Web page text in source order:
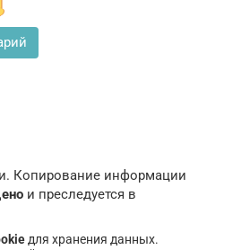
Копирование информации
и преследуется в
для хранения данных.